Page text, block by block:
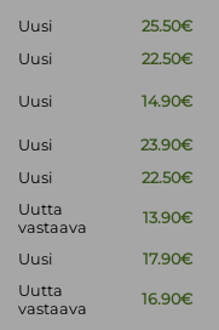
Uusi
25.50€
Uusi
22.50€
Uusi 14.90€
Uusi
23.90€
Uusi 22.50€
Uutta
vastaava
13.90€
Uusi 17.90€
Uutta
vastaava
16.90€